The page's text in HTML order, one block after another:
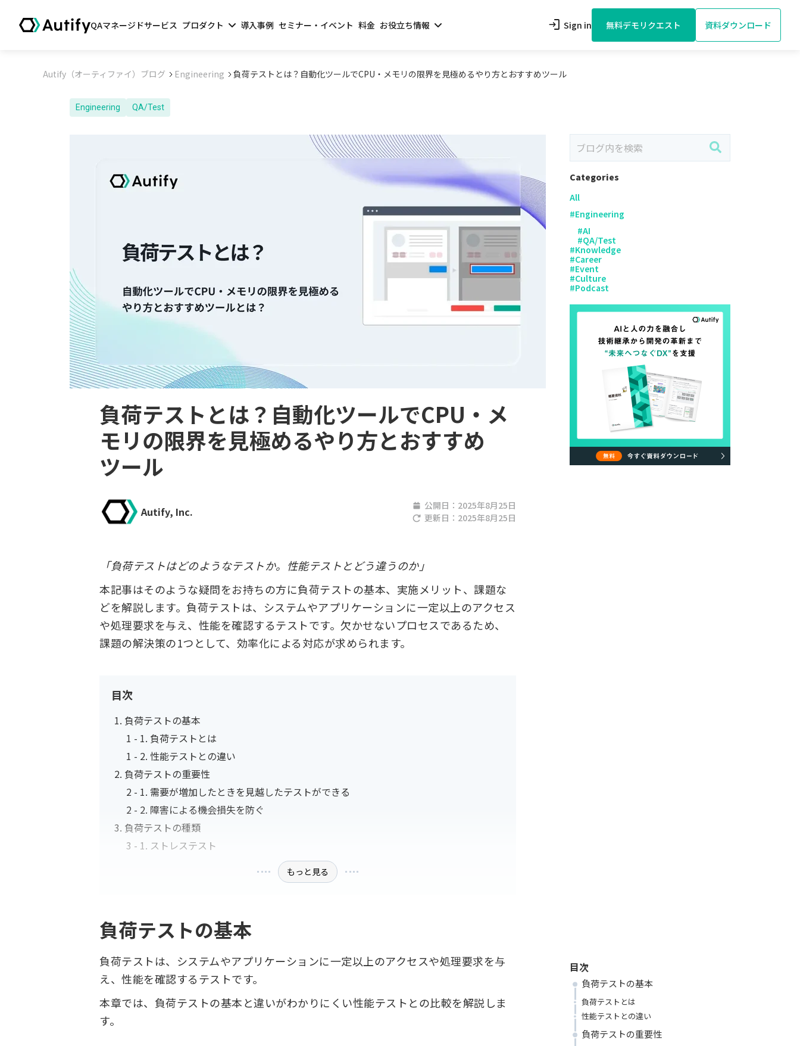
QAマネージドサービス プロダクト 導入事例 セミナー・イベント 料金 お役立ち情報 login Sign in 無料デモリクエスト 資料ダウンロード
Autify（オーティファイ）ブログ Engineering 負荷テストとは？自動化ツールでCPU・メモリの限界を見極めるやり方とおすすめツール
Engineering QA/Test
負荷テストとは？自動化ツールでCPU・メ
モリの限界を見極めるやり方とおすすめ
ツール
Autify, Inc. 公開日： 2025年8月25日
更新日： 2025年8月25日
「負荷テストはどのようなテストか。性能テストとどう違うのか」
本記事はそのような疑問をお持ちの方に負荷テストの基本、実施メリット、課題な
どを解説します。負荷テストは、システムやアプリケーションに一定以上のアクセス
や処理要求を与え、性能を確認するテストです。欠かせないプロセスであるため、
課題の解決策の1つとして、効率化による対応が求められます。
目次
負荷テストの基本
負荷テストとは
性能テストとの違い
負荷テストの重要性
需要が増加したときを見越したテストができる
障害による機会損失を防ぐ
負荷テストの種類
ストレステスト
もっと見る
負荷テストの基本
負荷テストは、システムやアプリケーションに一定以上のアクセスや処理要求を与
え、性能を確認するテストです。
本章では、負荷テストの基本と違いがわかりにくい性能テストとの比較を解説しま
す。
Categories
All
#Engineering
#AI
#QA/Test
#Knowledge
#Career
#Event
#Culture
#Podcast
目次
負荷テストの基本
負荷テストとは
性能テストとの違い
負荷テストの重要性